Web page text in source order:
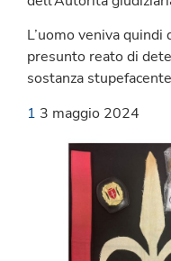
L’uomo veniva
presunto reato di
sostanza
1 3 maggio 2024